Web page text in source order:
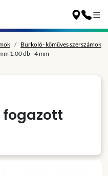
Burkoló- kőműves szerszámok
1.00 db - 4 mm
fogazott